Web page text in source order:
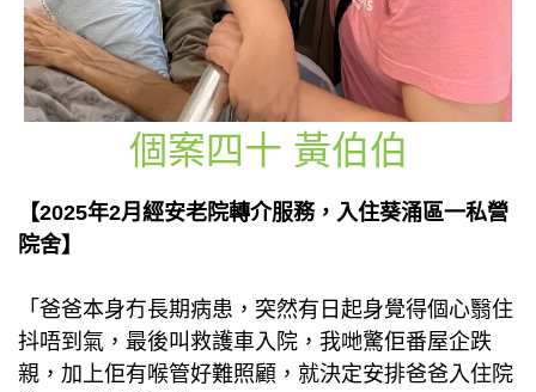
個案四十 黃伯伯
【2025年2月經安老院轉介服務，入住葵涌區一私營
院舍】
「爸爸本身冇長期病患，突然有日起身覺得個心翳住
抖唔到氣，最後叫救護車入院，我哋驚佢番屋企跌
親，加上佢有喉管好難照顧，就決定安排爸爸入住院